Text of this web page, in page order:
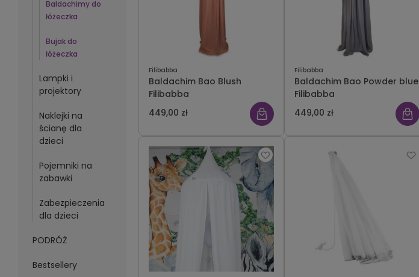
Baldachimy do
łóżeczka
Bujak do
łóżeczka
Lampki i
projektory
Naklejki na
ścianę dla
dzieci
Pojemniki na
zabawki
Zabezpieczenia
dla dzieci
PODRÓŻ
Bestsellery
Filibabba
Baldachim Bao Blush
Filibabba
449,00 zł
Filibabba
Baldachim Bao Powder blue
Filibabba
449,00 zł